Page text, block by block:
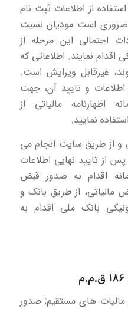
از اطلاعات ثبت نام
ضروری است مودیان نسبت
احتمالی این مرحله از
اقدام نمایند. اطلاعاتی که
غیرقابل ویرایش است.
و تایید آن، جهت
اظهارنامه مالیاتی از
نمایید.
و از طریق سایت انجام می
از تایید نهایی اطلاعات
اقدام به صدور قبض
مالیاتی، از طریق بانک و
بانک ملی اقدام به
ماده 186 قانون مالیات های مستقیم; صدور